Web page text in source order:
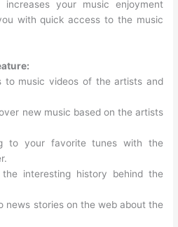
your music enjoyment
with quick access to the music
to music videos of the artists and
new music based on the artists
to your favorite tunes with the
interesting history behind the
news stories on the web about the